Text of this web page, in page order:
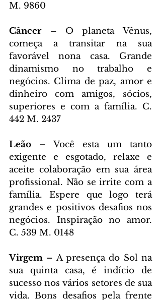
M. 9860
Câncer – O planeta Vênus,
começa a transitar na sua
favorável nona casa. Grande
dinamismo no trabalho e
negócios. Clima de paz, amor e
dinheiro com amigos, sócios,
superiores e com a família. C.
442 M. 2437
Leão – Você esta um tanto
exigente e esgotado, relaxe e
aceite colaboração em sua área
profissional. Não se irrite com a
família. Espere que logo terá
grandes e positivos desafios nos
negócios. Inspiração no amor.
C. 539 M. 0148
Virgem – A presença do Sol na
sua quinta casa, é indício de
sucesso nos vários setores de sua
vida. Bons desafios pela frente